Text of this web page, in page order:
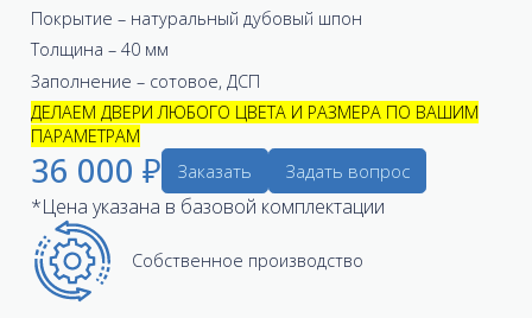
Покрытие – натуральный дубовый шпон
Толщина – 40 мм
Заполнение – сотовое, ДСП
ДЕЛАЕМ ДВЕРИ ЛЮБОГО ЦВЕТА И РАЗМЕРА ПО ВАШИМ
ПАРАМЕТРАМ
36 000 ₽ Заказать Задать вопрос
*Цена указана в базовой комплектации
Собственное производство